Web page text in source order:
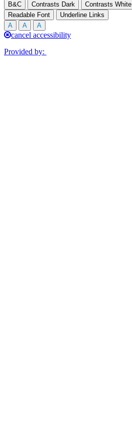
B&C Contrasts Dark Contrasts White
Readable Font
Underline Links
A
A A
cancel accessibility
Provided by: